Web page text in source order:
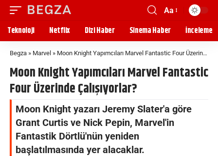
Aa
Teknoloji Netflix Dizi Haber Sinema Haber İnceleme
Begza » Marvel » Moon Knight Yapımcıları Marvel Fantastic Four Üzerinde Çalışıyorlar?
Moon Knight Yapımcıları Marvel Fantastic
Four Üzerinde Çalışıyorlar?
Moon Knight yazarı Jeremy Slater'a göre
Grant Curtis ve Nick Pepin, Marvel'in
Fantastik Dörtlü'nün yeniden
başlatılmasında yer alacaklar.